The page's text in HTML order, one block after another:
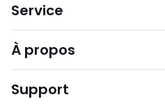
Service
À propos
Support